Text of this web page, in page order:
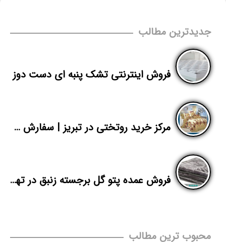
جدیدترین مطالب
فروش اینترنتی تشک پنبه ای دست دوز
مرکز خرید روتختی در تبریز | سفارش سرویس خواب دونفره کتان
فروش عمده پتو گل برجسته زنبق در تهران
محبوب ترین مطالب